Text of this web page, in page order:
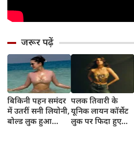
जरूर पढ़ें
बिकिनी पहन समंदर
में उतरीं सनी लियोनी,
बोल्ड लुक हुआ
पलक तिवारी के
यूनिक लायन कॉर्सेट
लुक पर फिदा हुए